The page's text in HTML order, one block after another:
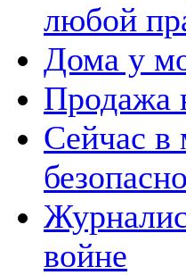
любой
Дома у
Продажа
Сейчас в
войне